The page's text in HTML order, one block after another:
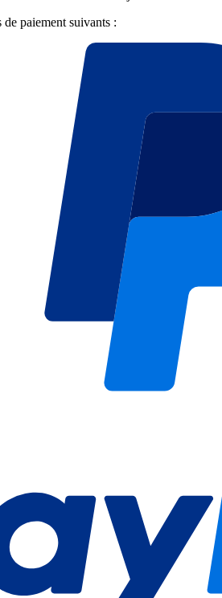
paiement suivants :